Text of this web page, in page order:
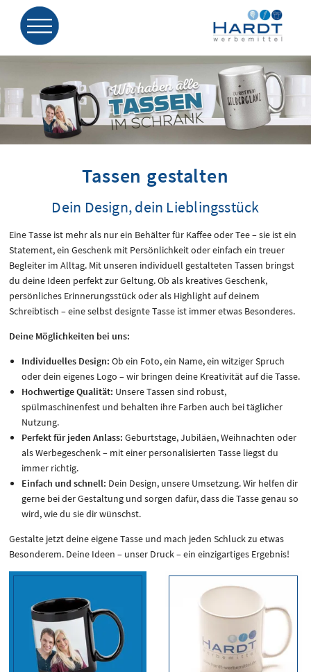
Tassen gestalten
Dein Design, dein Lieblingsstück
Eine Tasse ist mehr als nur ein Behälter für Kaffee oder Tee – sie ist ein
Statement, ein Geschenk mit Persönlichkeit oder einfach ein treuer
Begleiter im Alltag. Mit unseren individuell gestalteten Tassen bringst
du deine Ideen perfekt zur Geltung. Ob als kreatives Geschenk,
persönliches Erinnerungsstück oder als Highlight auf deinem
Schreibtisch – eine selbst designte Tasse ist immer etwas Besonderes.
Deine Möglichkeiten bei uns:
Individuelles Design: Ob ein Foto, ein Name, ein witziger Spruch
oder dein eigenes Logo – wir bringen deine Kreativität auf die Tasse.
Hochwertige Qualität: Unsere Tassen sind robust,
spülmaschinenfest und behalten ihre Farben auch bei täglicher
Nutzung.
Perfekt für jeden Anlass: Geburtstage, Jubiläen, Weihnachten oder
als Werbegeschenk – mit einer personalisierten Tasse liegst du
immer richtig.
Einfach und schnell: Dein Design, unsere Umsetzung. Wir helfen dir
gerne bei der Gestaltung und sorgen dafür, dass die Tasse genau so
wird, wie du sie dir wünschst.
Gestalte jetzt deine eigene Tasse und mach jeden Schluck zu etwas
Besonderem. Deine Ideen – unser Druck – ein einzigartiges Ergebnis!